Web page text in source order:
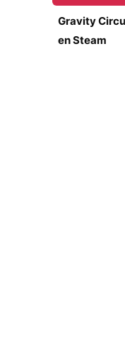
Gravity
en Steam